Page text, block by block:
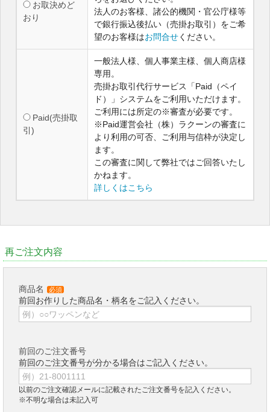
お取決めど
おり
法人のお客様、諸公的機関・官公庁様等
で銀行振込後払い（売掛お取引）をご希
望のお客様はお問合せください。
Paid(売掛取
引)
一般法人様、個人事業主様、個人商店様
専用。
売掛お取引代行サービス「Paid（ペイ
ド）」システムをご利用いただけます。
ご利用には所定の※審査が必要です。
※Paid運営会社（株）ラクーンの審査に
より利用の可否、ご利用与信枠が決定し
ます。
この審査に関して弊社ではご回答いたし
かねます。
詳しくはこちら
再ご注文内容
商品名 必須
前回お作りした商品名・柄名をご記入ください。
前回のご注文番号
前回のご注文番号が分かる場合はご記入ください。
以前のご注文確認メールに記載されたご注文番号を記入ください。
※不明な場合は未記入可